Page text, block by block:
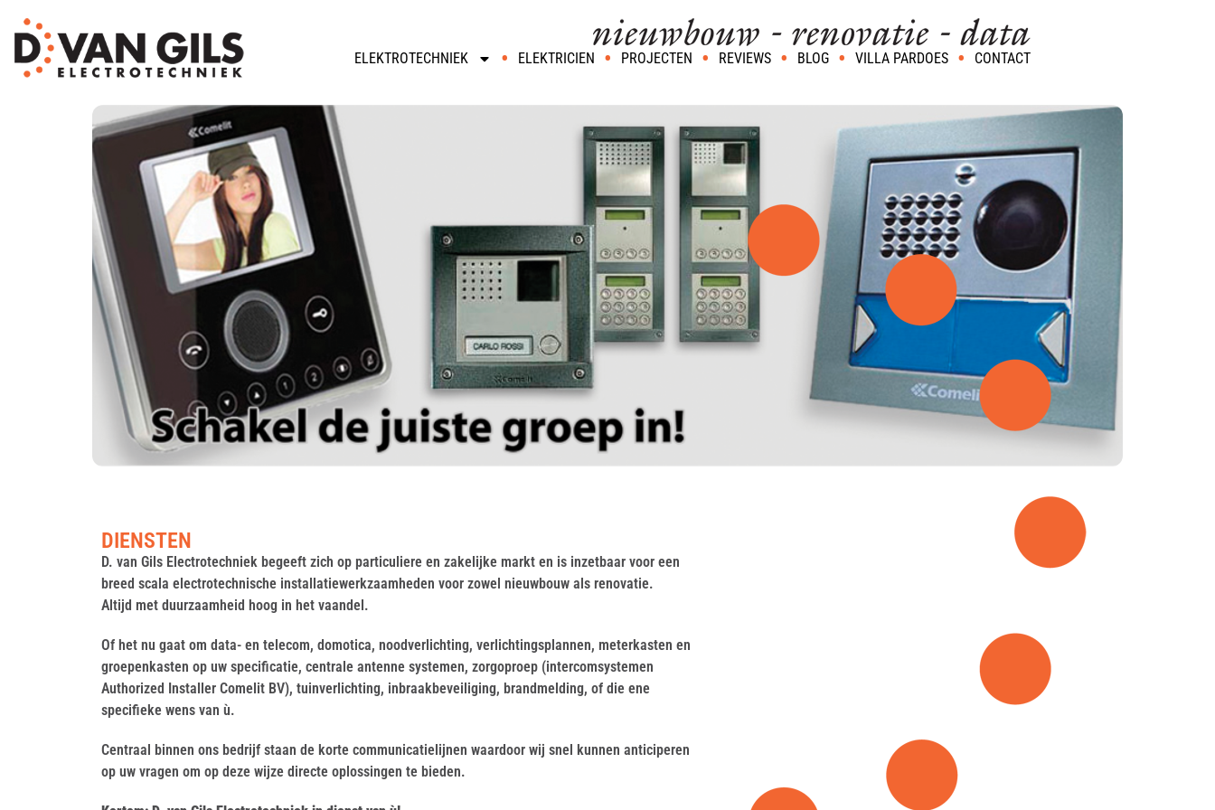
ELEKTROTECHNIEK ELEKTRICIEN PROJECTEN REVIEWS BLOG VILLA PARDOES CONTACT
DIENSTEN
D. van Gils Electrotechniek begeeft zich op particuliere en zakelijke markt en is inzetbaar voor een
breed scala electrotechnische installatiewerkzaamheden voor zowel nieuwbouw als renovatie.
Altijd met duurzaamheid hoog in het vaandel.
Of het nu gaat om data- en telecom, domotica, noodverlichting, verlichtingsplannen, meterkasten en
groepenkasten op uw specificatie, centrale antenne systemen, zorgoproep (intercomsystemen
Authorized Installer Comelit BV), tuinverlichting, inbraakbeveiliging, brandmelding, of die ene
specifieke wens van ù.
Centraal binnen ons bedrijf staan de korte communicatielijnen waardoor wij snel kunnen anticiperen
op uw vragen om op deze wijze directe oplossingen te bieden.